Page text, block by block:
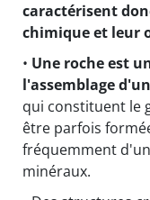
caractérisent
chimique et leur
• Une roche est
l'assemblage
qui constituent le
être parfois
fréquemment
minéraux.